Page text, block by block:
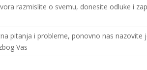
razmislite o svemu, donesite odluke i
pitanja i probleme, ponovno nas nazovite
Vas